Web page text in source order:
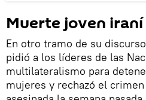
Muerte joven iraní
En otro tramo de su
pidió a los líderes de las
multilateralismo para
mujeres y rechazó el